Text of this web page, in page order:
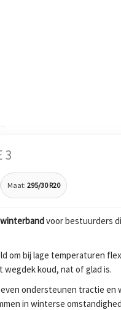
3
Maat: 295/30 R20
winterbandvoor bestuurders
om bij lage temperaturen
koud, nat of glad is.
ondersteunen tractie en
in winterse